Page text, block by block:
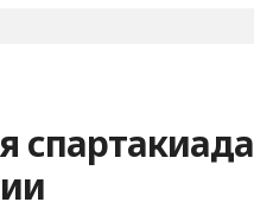
спартакиада